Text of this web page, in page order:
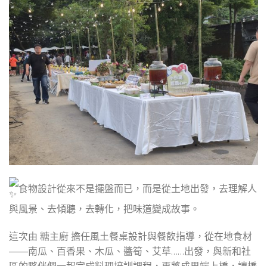
食物設計從來不是擺盤而已，而是從土地出發，去理解人
與風景、去傾聽，去轉化，把味道變成故事。
這次由 糖主廚 擔任風土餐桌設計與餐飲指導，從在地食材
——南瓜、百香果、木瓜、醬筍、艾草……出發，與新和社